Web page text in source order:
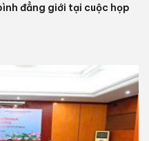
đẳng giới tại cuộc họp